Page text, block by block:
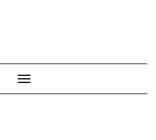
Cambiar modo de navegación